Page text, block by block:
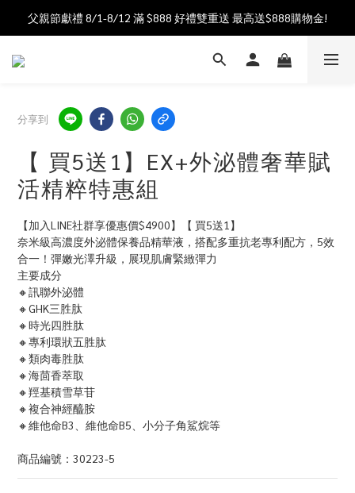
加入會員送$100購物金  加入LINE社群享優惠價
父親節獻禮 8/1-8/12 滿 $888 好禮雙重送 最高送$888購物金!
加入會員送$100購物金  加入LINE社群享優惠價
分享到
【 買5送1】EX+外泌體奢華賦
活精粹特惠組
【加入LINE社群享優惠價$4900】【 買5送1】
奈米級高濃度外泌體保養品精華液，搭配多重抗老專利配方，5效
合一！彈嫩光澤升級，展現肌膚緊緻彈力
主要成分
🔸訊聯外泌體
🔸GHK三胜肽
🔸時光四胜肽
🔸專利環狀五胜肽
🔸類肉毒胜肽
🔸海茴香萃取
🔸羥基積雪草苷
🔸複合神經醯胺
🔸維他命B3、維他命B5、小分子角鯊烷等
商品編號：30223-5